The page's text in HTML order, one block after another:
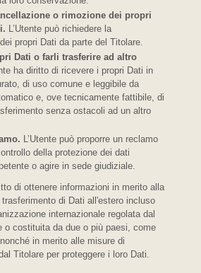
o rimozione dei propri
L’Utente può richiedere la
propri Dati da parte del Titolare.
Dati o farli trasferire ad altro
ha diritto di ricevere i propri Dati in
di uso comune e leggibile da
e, ove tecnicamente fattibile, di
senza ostacoli ad un altro
L’Utente può proporre un reclamo
della protezione dei dati
o agire in sede giudiziale.
di ottenere informazioni in merito alla
di Dati all'estero incluso
internazionale regolata dal
o costituita da due o più paesi, come
in merito alle misure di
Titolare per proteggere i loro Dati.